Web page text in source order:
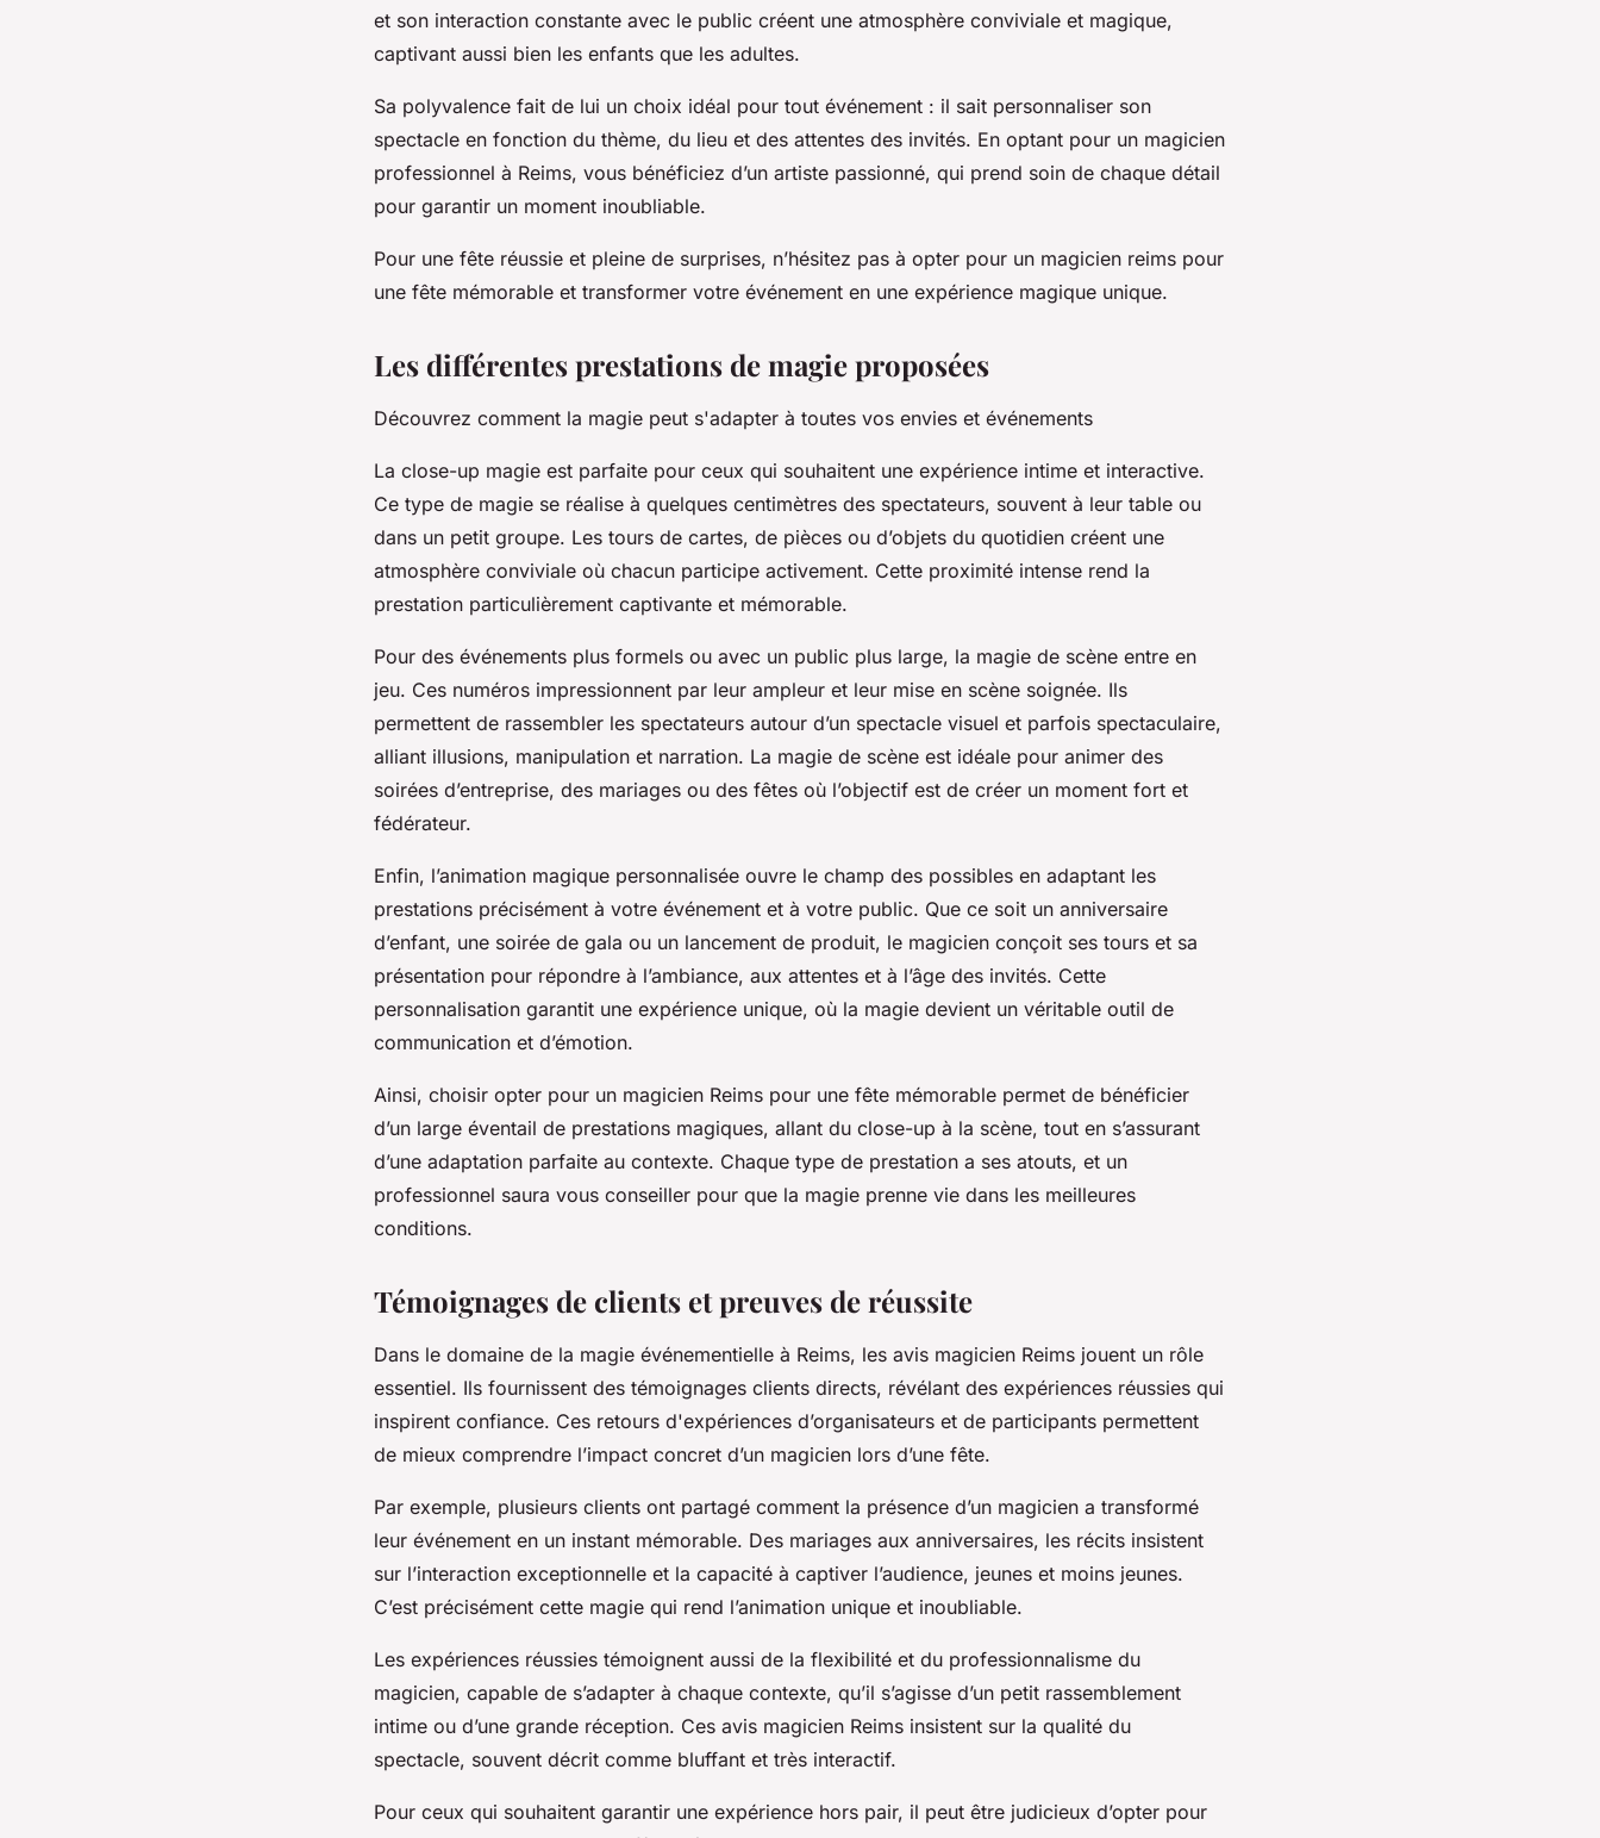
et son interaction constante avec le public créent une atmosphère conviviale et magique,
captivant aussi bien les enfants que les adultes.
Sa polyvalence fait de lui un choix idéal pour tout événement : il sait personnaliser son
spectacle en fonction du thème, du lieu et des attentes des invités. En optant pour un magicien
professionnel à Reims, vous bénéficiez d’un artiste passionné, qui prend soin de chaque détail
pour garantir un moment inoubliable.
Pour une fête réussie et pleine de surprises, n’hésitez pas à opter pour un magicien reims pour
une fête mémorable et transformer votre événement en une expérience magique unique.
Les différentes prestations de magie proposées
Découvrez comment la magie peut s'adapter à toutes vos envies et événements
La close-up magie est parfaite pour ceux qui souhaitent une expérience intime et interactive.
Ce type de magie se réalise à quelques centimètres des spectateurs, souvent à leur table ou
dans un petit groupe. Les tours de cartes, de pièces ou d’objets du quotidien créent une
atmosphère conviviale où chacun participe activement. Cette proximité intense rend la
prestation particulièrement captivante et mémorable.
Pour des événements plus formels ou avec un public plus large, la magie de scène entre en
jeu. Ces numéros impressionnent par leur ampleur et leur mise en scène soignée. Ils
permettent de rassembler les spectateurs autour d’un spectacle visuel et parfois spectaculaire,
alliant illusions, manipulation et narration. La magie de scène est idéale pour animer des
soirées d’entreprise, des mariages ou des fêtes où l’objectif est de créer un moment fort et
fédérateur.
Enfin, l’animation magique personnalisée ouvre le champ des possibles en adaptant les
prestations précisément à votre événement et à votre public. Que ce soit un anniversaire
d’enfant, une soirée de gala ou un lancement de produit, le magicien conçoit ses tours et sa
présentation pour répondre à l’ambiance, aux attentes et à l’âge des invités. Cette
personnalisation garantit une expérience unique, où la magie devient un véritable outil de
communication et d’émotion.
Ainsi, choisir opter pour un magicien Reims pour une fête mémorable permet de bénéficier
d’un large éventail de prestations magiques, allant du close-up à la scène, tout en s’assurant
d’une adaptation parfaite au contexte. Chaque type de prestation a ses atouts, et un
professionnel saura vous conseiller pour que la magie prenne vie dans les meilleures
conditions.
Témoignages de clients et preuves de réussite
Dans le domaine de la magie événementielle à Reims, les avis magicien Reims jouent un rôle
essentiel. Ils fournissent des témoignages clients directs, révélant des expériences réussies qui
inspirent confiance. Ces retours d'expériences d’organisateurs et de participants permettent
de mieux comprendre l’impact concret d’un magicien lors d’une fête.
Par exemple, plusieurs clients ont partagé comment la présence d’un magicien a transformé
leur événement en un instant mémorable. Des mariages aux anniversaires, les récits insistent
sur l’interaction exceptionnelle et la capacité à captiver l’audience, jeunes et moins jeunes.
C’est précisément cette magie qui rend l’animation unique et inoubliable.
Les expériences réussies témoignent aussi de la flexibilité et du professionnalisme du
magicien, capable de s’adapter à chaque contexte, qu’il s’agisse d’un petit rassemblement
intime ou d’une grande réception. Ces avis magicien Reims insistent sur la qualité du
spectacle, souvent décrit comme bluffant et très interactif.
Pour ceux qui souhaitent garantir une expérience hors pair, il peut être judicieux d’opter pour